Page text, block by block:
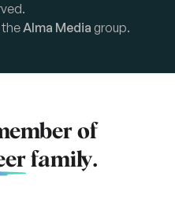
theAlma Media group.
of
family.